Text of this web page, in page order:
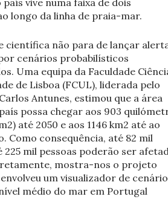
longo da linha de praia-mar.
científica não para de lançar
cenários probabilísticos
Uma equipa da Faculdade
de Lisboa (FCUL), liderada pelo
Antunes, estimou que a área
possa chegar aos 903
até 2050 e aos 1146 km2 até ao
Como consequência, até 82 mil
225 mil pessoas poderão ser
mostra-nos o projeto
um visualizador de
médio do mar em Portugal